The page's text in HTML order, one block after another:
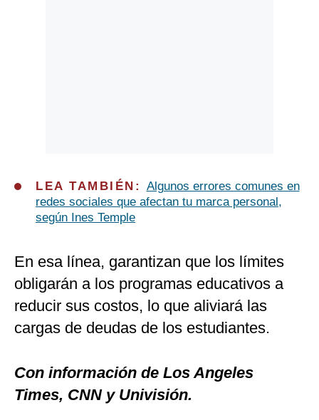
LEA TAMBIÉN: Algunos errores comunes en
redes sociales que afectan tu marca personal,
según Ines Temple
En esa línea, garantizan que los límites
obligarán a los programas educativos a
reducir sus costos, lo que aliviará las
cargas de deudas de los estudiantes.
Con información de Los Angeles
Times, CNN y Univisión.